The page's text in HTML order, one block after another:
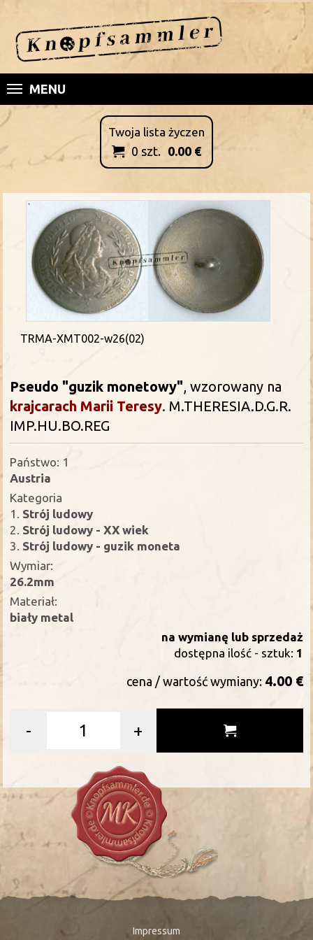
MENU
Twoja lista życzen
 0 szt. 0.00 €
TRMA-XMT002-w26(02)
Pseudo "guzik monetowy", wzorowany na
krajcarach Marii Teresy. M.THERESIA.D.G.R.
IMP.HU.BO.REG
Państwo: 1
Austria
Kategoria
1.
Strój ludowy
2. Strój ludowy - XX wiek
3. Strój ludowy - guzik moneta
Wymiar:
26.2mm
Materiał:
biały metal
na wymianę lub sprzedaż
dostępna ilość - sztuk: 1
cena / wartość wymiany: 4.00 €
- +
Impressum